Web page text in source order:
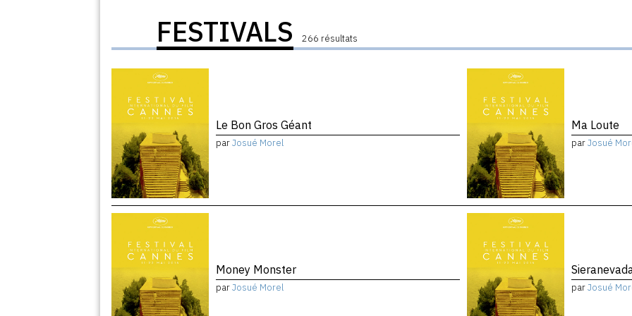
FESTIVALS 266 résultats
Le Bon Gros Géant
parJosué Morel
Ma Loute
parJosué
Money Monster
parJosué Morel parJosué